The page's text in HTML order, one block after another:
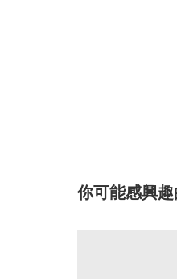
你可能感興